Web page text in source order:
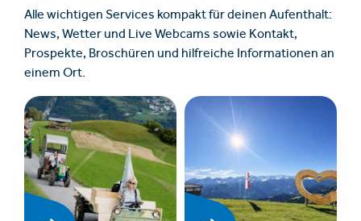
Alle wichtigen Services kompakt für deinen Aufenthalt:
News, Wetter und Live Webcams sowie Kontakt,
Prospekte, Broschüren und hilfreiche Informationen an
einem Ort.